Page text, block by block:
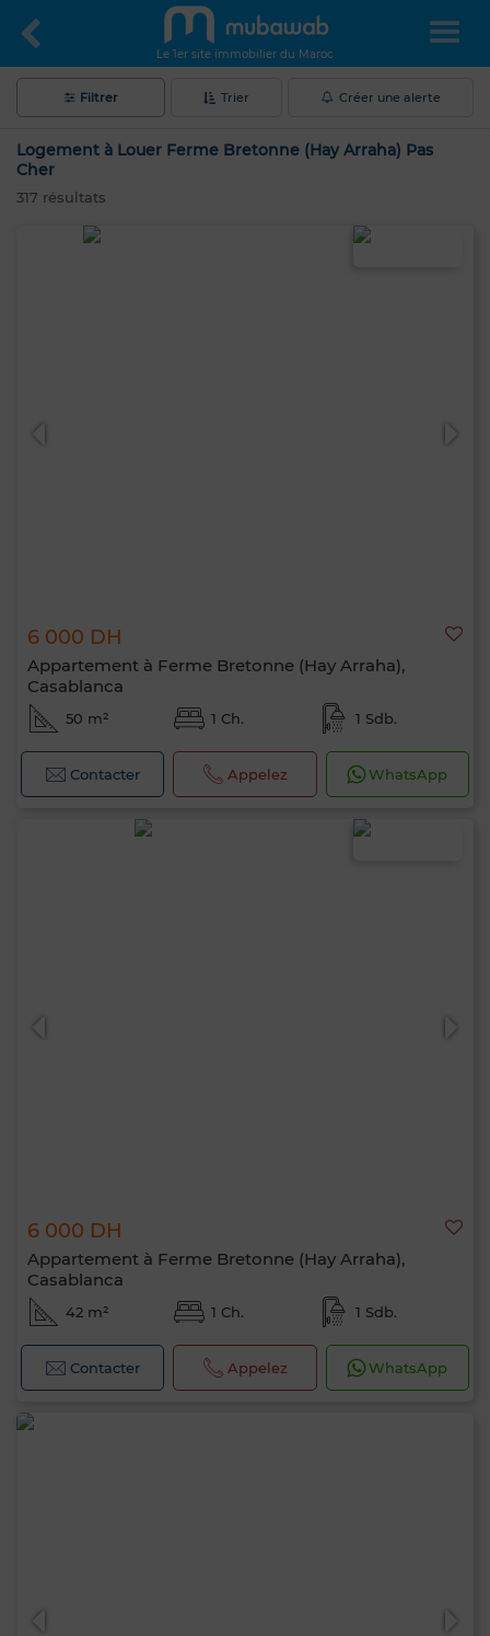
Le 1er site immobilier du Maroc
Filtrer Trier Créer une alerte
Logement à Louer Ferme Bretonne (Hay Arraha) Pas
Cher
317 résultats
6 000 DH
Appartement à Ferme Bretonne (Hay Arraha),
Casablanca
50 m² 1 Ch. 1 Sdb.
Contacter Appelez WhatsApp
6 000 DH
Appartement à Ferme Bretonne (Hay Arraha),
Casablanca
42 m² 1 Ch. 1 Sdb.
Contacter Appelez WhatsApp